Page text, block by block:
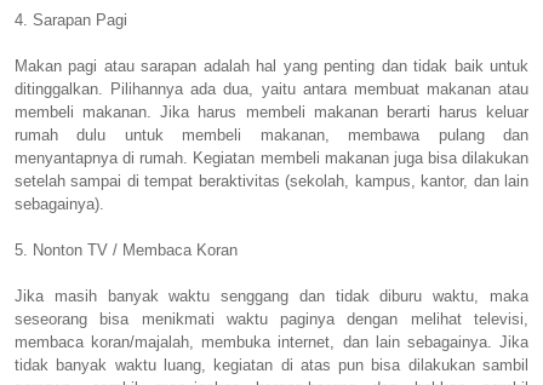
4. Sarapan Pagi
Makan pagi atau sarapan adalah hal yang penting dan tidak baik untuk
ditinggalkan. Pilihannya ada dua, yaitu antara membuat makanan atau
membeli makanan. Jika harus membeli makanan berarti harus keluar
rumah dulu untuk membeli makanan, membawa pulang dan
menyantapnya di rumah. Kegiatan membeli makanan juga bisa dilakukan
setelah sampai di tempat beraktivitas (sekolah, kampus, kantor, dan lain
sebagainya).
5. Nonton TV / Membaca Koran
Jika masih banyak waktu senggang dan tidak diburu waktu, maka
seseorang bisa menikmati waktu paginya dengan melihat televisi,
membaca koran/majalah, membuka internet, dan lain sebagainya. Jika
tidak banyak waktu luang, kegiatan di atas pun bisa dilakukan sambil